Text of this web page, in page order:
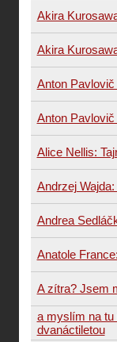
Akira
Akira
Anton
Anton
Alice Nellis:
Andrzej
Andrea
Anatole
A zítra? Jsem
a myslím na
dvanáctiletou